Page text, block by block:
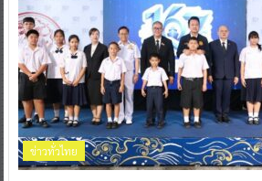
ข่าวทั่วไทย